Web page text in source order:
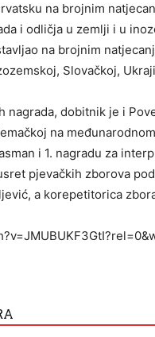
na brojnim
i odličja u zemlji i u
na brojnim
Slovačkoj,
nagrada, dobitnik je i
na
i 1. nagradu za
pjevačkih zborova
a korepetitorica